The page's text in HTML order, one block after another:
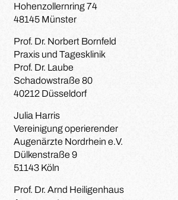
Hohenzollernring 74
48145 Münster
Prof. Dr. Norbert Bornfeld
Praxis und Tagesklinik
Prof. Dr. Laube
Schadowstraße 80
40212 Düsseldorf
Julia Harris
Vereinigung operierender
Augenärzte Nordrhein e.V.
Dülkenstraße 9
51143 Köln
Prof. Dr. Arnd Heiligenhaus